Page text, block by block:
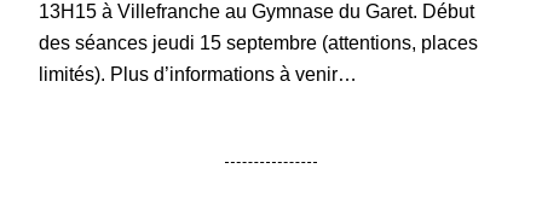
13H15 à Villefranche au Gymnase du Garet. Début
des séances jeudi 15 septembre (attentions, places
limités). Plus d’informations à venir…